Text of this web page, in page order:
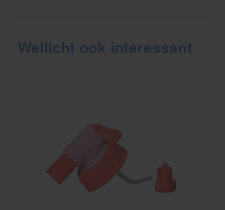
Wellicht ook interessant